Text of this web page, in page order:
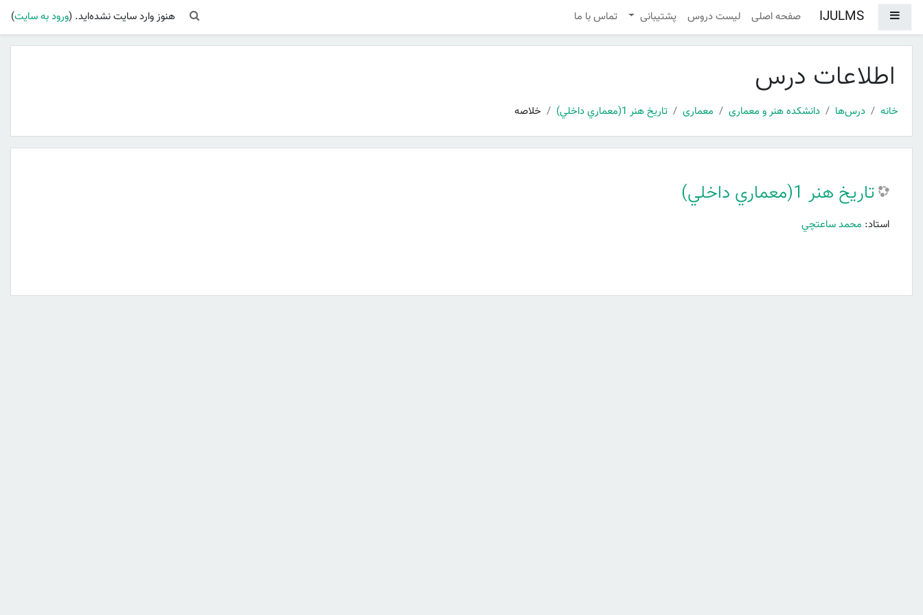
پرش به محتوای اصلی
پنل کناریIJULMS صفحه اصلی لیست دروس پشتیبانی تماس با ما Toggle search input
هنوز وارد سایت نشده‌اید. (ورود به سایت)
اطلاعات درس
خانه درس‌ها دانشکده هنر و معماری معماری تاريخ هنر 1(معماري داخلي) خلاصه
تاريخ هنر 1(معماري داخلي)
استاد: محمد ساعتچي